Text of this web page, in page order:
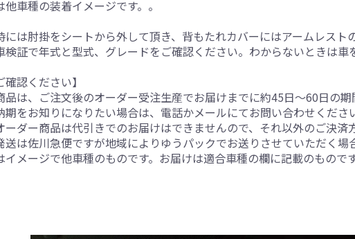
車種の装着イメージです。。
には肘掛をシートから外して頂き、背もたれカバーにはアームレスト
証で年式と型式、グレードをご確認ください。わからないときは車
確認ください】
は、ご注文後のオーダー受注生産でお届けまでに約45日～60日の期
期をお知りになりたい場合は、電話かメールにてお問い合わせくださ
ーダー商品は代引きでのお届けはできませんので、それ以外のご決済
送は佐川急便ですが地域によりゆうパックでお送りさせていただく場
イメージで他車種のものです。お届けは適合車種の欄に記載のものです